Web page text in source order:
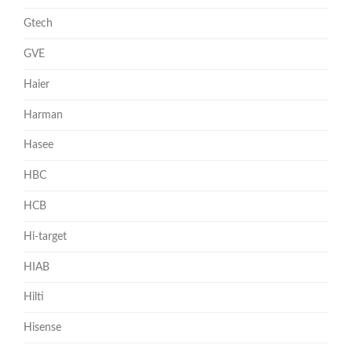
Gtech
GVE
Haier
Harman
Hasee
HBC
HCB
Hi-target
HIAB
Hilti
Hisense